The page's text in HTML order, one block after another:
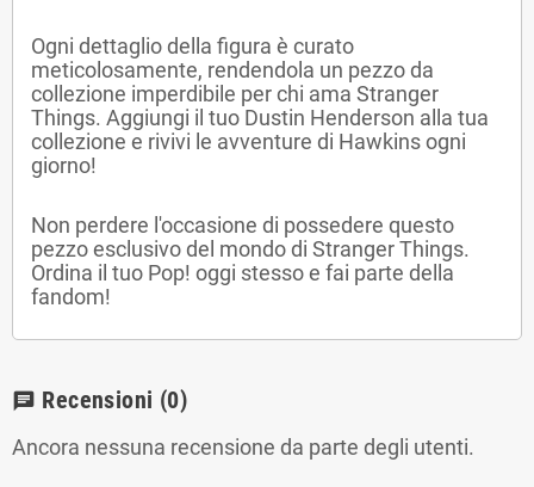
Ogni dettaglio della figura è curato
meticolosamente, rendendola un pezzo da
collezione imperdibile per chi ama Stranger
Things. Aggiungi il tuo Dustin Henderson alla tua
collezione e rivivi le avventure di Hawkins ogni
giorno!
Non perdere l'occasione di possedere questo
pezzo esclusivo del mondo di Stranger Things.
Ordina il tuo Pop! oggi stesso e fai parte della
fandom!
chat Recensioni (0)
Ancora nessuna recensione da parte degli utenti.